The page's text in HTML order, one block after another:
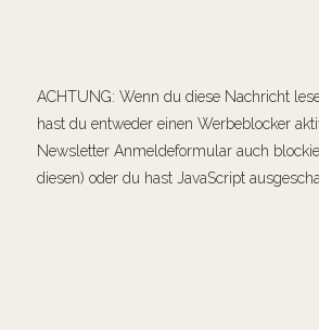
ACHTUNG: Wenn du diese Nachricht
hast du entweder einen Werbeblocker
Newsletter Anmeldeformular auch
diesen) oder du hast JavaScript